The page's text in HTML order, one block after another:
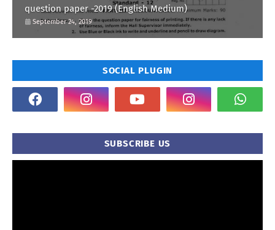
question paper -2019 (English Medium)
September 24, 2019
SOCIAL PLUGIN
SUBSCRIBE US